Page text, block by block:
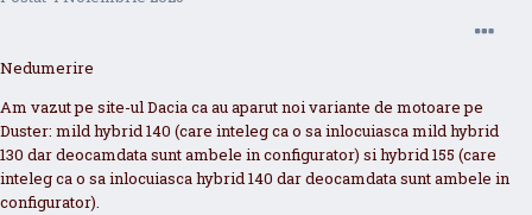
Nedumerire
Am vazut pe site-ul Dacia ca au aparut noi variante de motoare pe
Duster: mild hybrid 140 (care inteleg ca o sa inlocuiasca mild hybrid
130 dar deocamdata sunt ambele in configurator) si hybrid 155 (care
inteleg ca o sa inlocuiasca hybrid 140 dar deocamdata sunt ambele in
configurator).